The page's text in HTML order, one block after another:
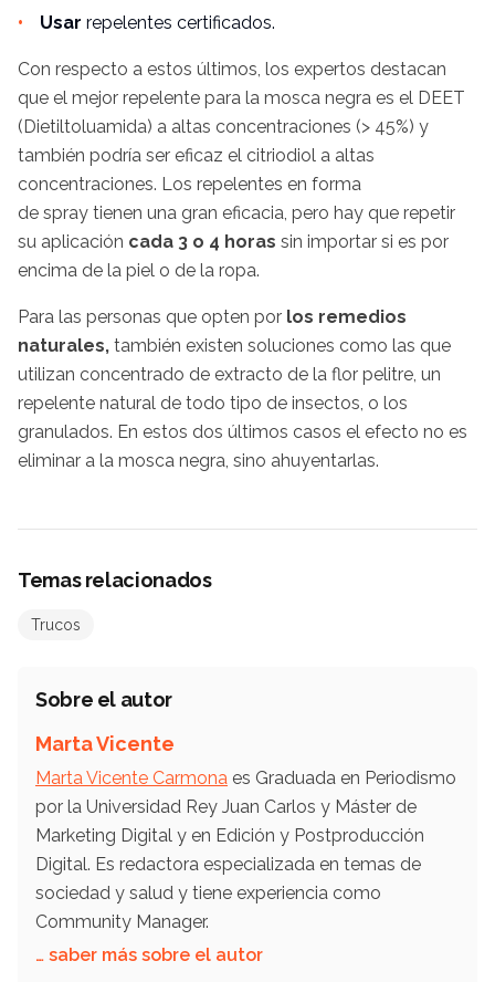
Usar repelentes certificados.
Con respecto a estos últimos, los expertos destacan
que el mejor repelente para la mosca negra es el DEET
(Dietiltoluamida) a altas concentraciones (> 45%) y
también podría ser eficaz el citriodiol a altas
concentraciones. Los repelentes en forma
de spray tienen una gran eficacia, pero hay que repetir
su aplicación cada 3 o 4 horas sin importar si es por
encima de la piel o de la ropa.
Para las personas que opten por los remedios
naturales, también existen soluciones como las que
utilizan concentrado de extracto de la flor pelitre, un
repelente natural de todo tipo de insectos, o los
granulados. En estos dos últimos casos el efecto no es
eliminar a la mosca negra, sino ahuyentarlas.
Temas relacionados
Trucos
Sobre el autor
Marta Vicente
Marta Vicente Carmona es Graduada en Periodismo
por la Universidad Rey Juan Carlos y Máster de
Marketing Digital y en Edición y Postproducción
Digital. Es redactora especializada en temas de
sociedad y salud y tiene experiencia como
Community Manager.
… saber más sobre el autor